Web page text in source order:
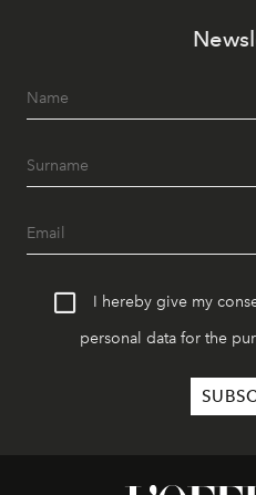
geceye taşıyarak her hafta
I hereby give my
personal data for the